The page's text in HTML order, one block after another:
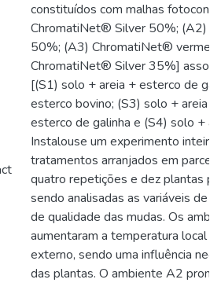
constituídos com malhas
ChromatiNet® Silver 50%; (A2)
50%; (A3) ChromatiNet®
ChromatiNet® Silver 35%]
[(S1) solo + areia + esterco de
esterco bovino; (S3) solo + areia
esterco de galinha e (S4) solo +
Instalouse um experimento
tratamentos arranjados em
quatro repetições e dez plantas
sendo analisadas as variáveis de
de qualidade das mudas. Os
aumentaram a temperatura local
externo, sendo uma influência
das plantas. O ambiente A2